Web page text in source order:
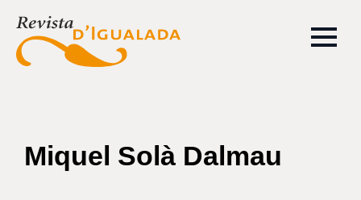
Miquel Solà Dalmau